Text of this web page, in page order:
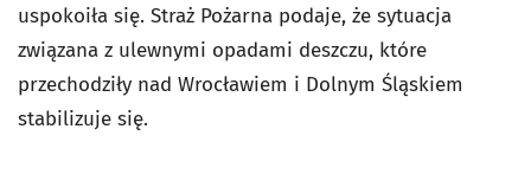
uspokoiła się. Straż Pożarna podaje, że sytuacja
związana z ulewnymi opadami deszczu, które
przechodziły nad Wrocławiem i Dolnym Śląskiem
stabilizuje się.